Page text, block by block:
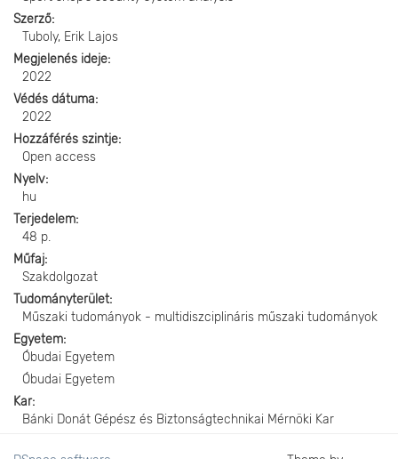
Szerző
Tuboly, Erik Lajos
Megjelenés ideje
2022
Védés dátuma
2022
Hozzáférés szintje
Open access
Nyelv
hu
Terjedelem
48 p.
Műfaj
Szakdolgozat
Tudományterület
Műszaki tudományok - multidiszciplináris műszaki tudományok
Egyetem
Óbudai Egyetem
Óbudai Egyetem
Kar
Bánki Donát Gépész és Biztonságtechnikai Mérnöki Kar